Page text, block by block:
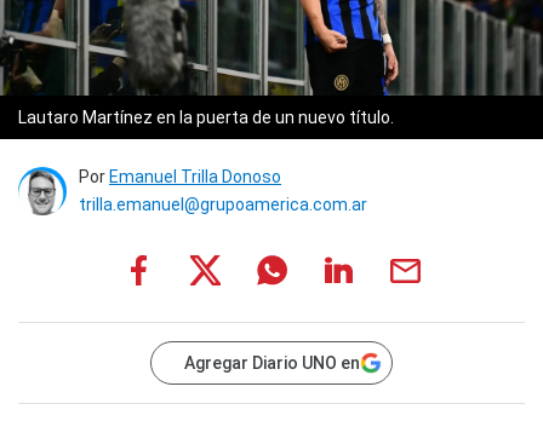
Lautaro Martínez en la puerta de un nuevo título.
Por Emanuel Trilla Donoso
trilla.emanuel@grupoamerica.com.ar
Agregar Diario UNO en